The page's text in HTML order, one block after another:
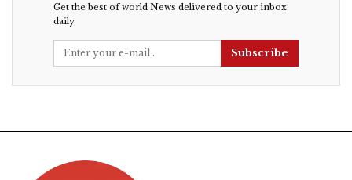
Get the best of world News delivered to your inbox
daily
Subscribe